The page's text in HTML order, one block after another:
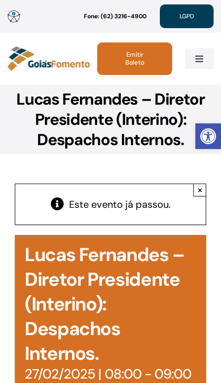
Abrir
para
conteúdo
Fone: (62) 3216-4900 LGPD
Toggle
Institucional
Linhas de Crédito
Acesso à Informação
Emitir
Boleto
Lucas Fernandes – Diretor
Presidente (Interino):
Despachos Internos.
Este evento já passou.
×
Lucas Fernandes –
Diretor Presidente
(Interino):
Despachos
Internos.
27/02/2025 | 08:00- 09:00